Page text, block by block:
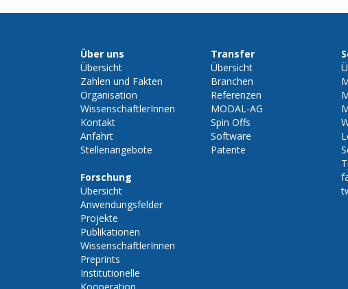
Über uns
Übersicht
Zahlen und Fakten
Organisation
WissenschaftlerInnen
Kontakt
Anfahrt
Stellenangebote
Forschung
Übersicht
Anwendungsfelder
Projekte
Publikationen
WissenschaftlerInnen
Preprints
Institutionelle
Transfer
Übersicht
Branchen
Referenzen
MODAL-AG
Spin Offs
Software
Patente